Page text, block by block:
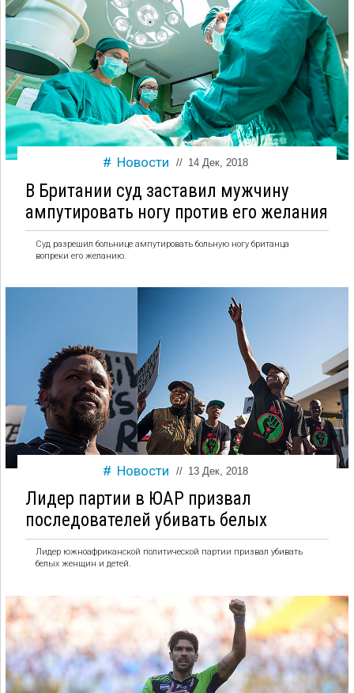
Новости // 14 Дек, 2018
В Британии суд заставил мужчину
ампутировать ногу против его желания
Суд разрешил больнице ампутировать больную ногу британца
вопреки его желанию.
Новости // 13 Дек, 2018
Лидер партии в ЮАР призвал
последователей убивать белых
Лидер южноафриканской политической партии призвал убивать
белых женщин и детей.